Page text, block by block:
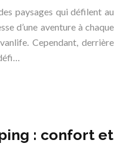
paysages qui défilent au
d’une aventure à chaque
Cependant, derrière
: confort et